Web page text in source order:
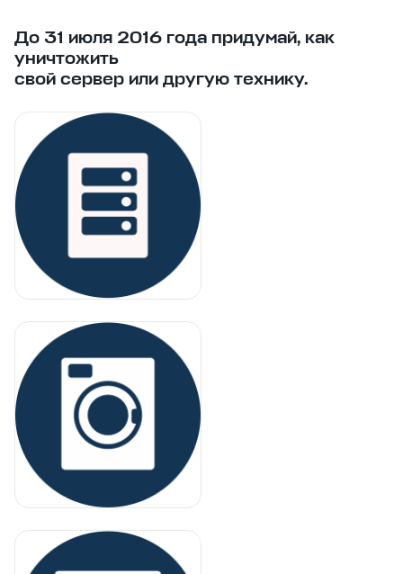
До 31 июля 2016 года придумай, как
уничтожить
свой сервер или другую технику.